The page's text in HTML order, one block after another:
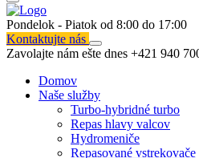
Pondelok - Piatok od 8:00 do 17:00
Kontaktujte nás
Zavolajte nám ešte dnes +421 940
Domov
Naše služby
Turbo-hybridné turbo
Repas hlavy valcov
Hydromeniče
Repasované vstrekovače